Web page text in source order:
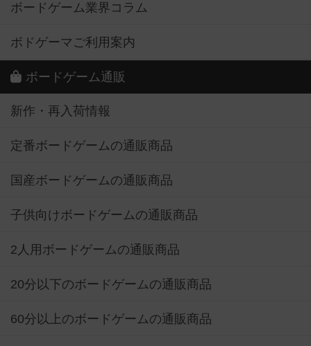
ボードゲーム業界コラム
ボドゲーマご利用案内
ボードゲーム通販
新作・再入荷情報
定番ボードゲームの通販商品
国産ボードゲームの通販商品
子供向けボードゲームの通販商品
2人用ボードゲームの通販商品
20分以下のボードゲームの通販商品
60分以上のボードゲームの通販商品